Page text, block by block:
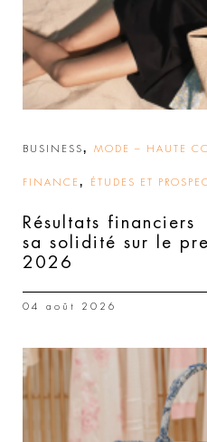
BUSINESS, MODE – HAUTE
FINANCE , ÉTUDES ET
Résultats
sa solidité sur le
2026
04 août 2026